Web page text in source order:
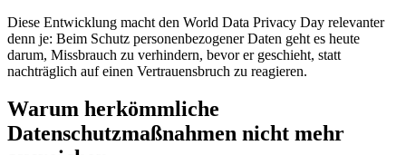
Diese Entwicklung macht den World Data Privacy Day relevanter
denn je: Beim Schutz personenbezogener Daten geht es heute
darum, Missbrauch zu verhindern, bevor er geschieht, statt
nachträglich auf einen Vertrauensbruch zu reagieren.
Warum herkömmliche
Datenschutzmaßnahmen nicht mehr